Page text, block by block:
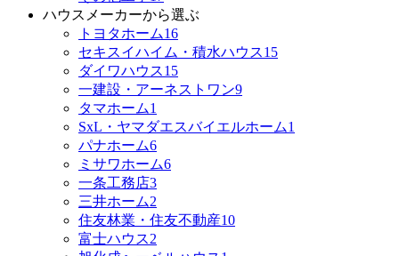
ハウスメーカーから選ぶ
トヨタホーム16
セキスイハイム・積水ハウス15
ダイワハウス15
一建設・アーネストワン9
タマホーム1
SxL・ヤマダエスバイエルホーム1
パナホーム6
ミサワホーム6
一条工務店3
三井ホーム2
住友林業・住友不動産10
富士ハウス2